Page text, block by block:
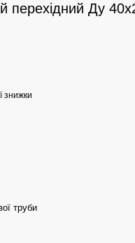
перехідний Ду
знижки
труби